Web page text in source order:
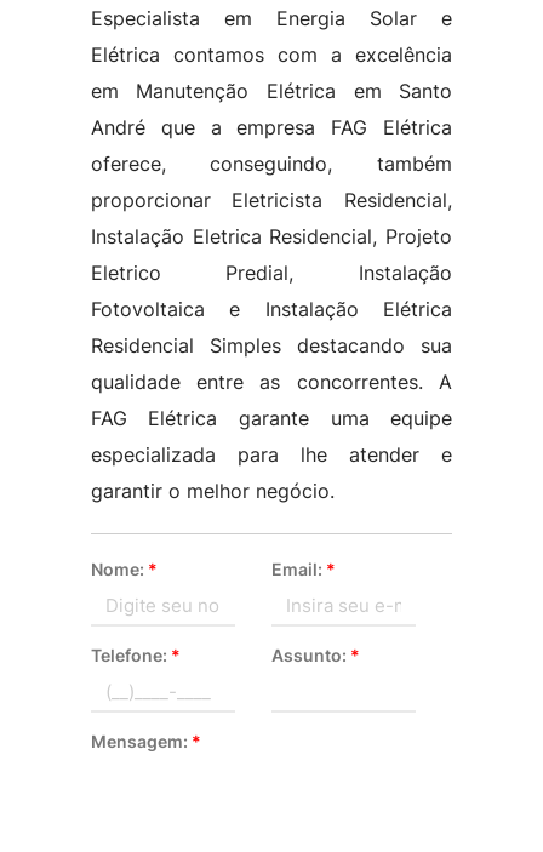
Especialista em Energia Solar e
Elétrica contamos com a excelência
em Manutenção Elétrica em Santo
André que a empresa FAG Elétrica
oferece, conseguindo, também
proporcionar Eletricista Residencial,
Instalação Eletrica Residencial, Projeto
Eletrico Predial, Instalação
Fotovoltaica e Instalação Elétrica
Residencial Simples destacando sua
qualidade entre as concorrentes. A
FAG Elétrica garante uma equipe
especializada para lhe atender e
garantir o melhor negócio.
Nome: * Email: *
Telefone: * Assunto: *
Mensagem: *